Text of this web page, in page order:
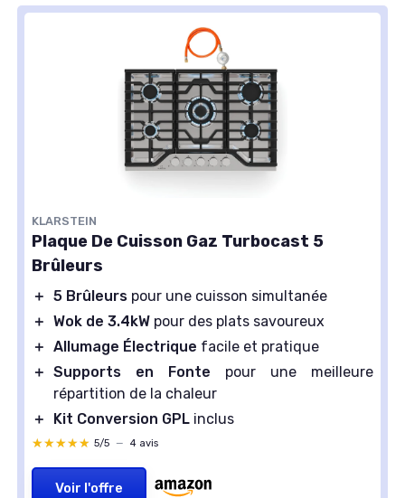
KLARSTEIN
Plaque De Cuisson Gaz Turbocast 5
Brûleurs
＋ 5 Brûleurs pour une cuisson simultanée
＋ Wok de 3.4kW pour des plats savoureux
＋ Allumage Électrique facile et pratique
＋ Supports en Fonte pour une meilleure
répartition de la chaleur
＋
Kit Conversion GPL inclus
★★★★★
★★★★★ 5/5 — 4 avis
Voir l'offre